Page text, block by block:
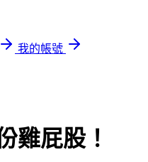
我的帳號
雞屁股！